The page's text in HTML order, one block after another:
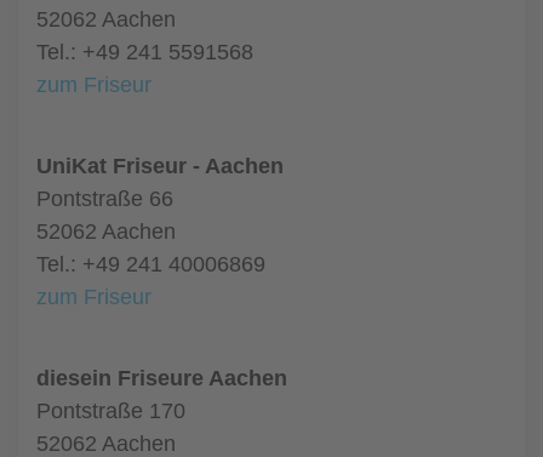
52062 Aachen
Tel.: +49 241 5591568
zum Friseur
UniKat Friseur - Aachen
Pontstraße 66
52062 Aachen
Tel.: +49 241 40006869
zum Friseur
diesein Friseure Aachen
Pontstraße 170
52062 Aachen